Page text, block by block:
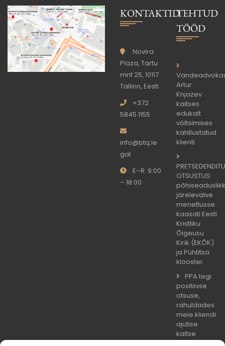
KONTAKTID
Novira
Plaza, Tartu
mnt 25, 10117
Tallinn, Eesti
+372
5845 1155
info@btq.le
gal
E–R: 9:00
– 18:00
TEHTUD
TÖÖD
Artur
Knjazev
kaitses
edukalt
võltsimises
kahtlustatud
klienti
PRETSEDENDITU
OTSUSTUS:
järelevalve
menetlusse
kaasati Eesti
Kristliku
Õigeusu
Kirik (EKÕK)
ja Pühtitsa
klooster
PPA tegi
positiivse
otsuse,
rahuldades
meie kliendi
ajutise
kaitse